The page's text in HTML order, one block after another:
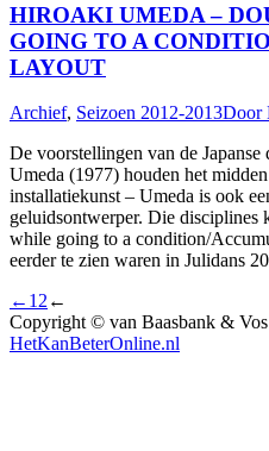
HIROAKI UMEDA –
GOING TO A
LAYOUT
Archief, Seizoen 2012-2013Door
De voorstellingen van de
Umeda (1977) houden het
installatiekunst – Umeda is ook
geluidsontwerper. Die disciplines
while going to a condition/
eerder te zien waren in Julidans
← 1 2 ←
Copyright © van Baasbank &
HetKanBeterOnline.nl